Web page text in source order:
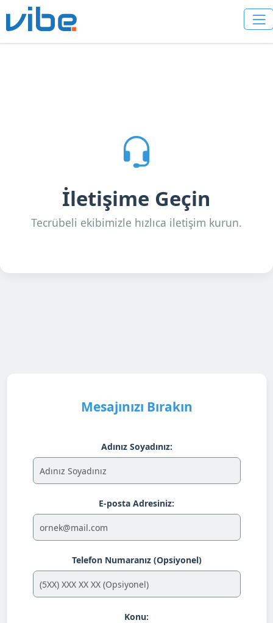
İletişime Geçin
Tecrübeli ekibimizle hızlıca iletişim kurun.
Mesajınızı Bırakın
Adınız Soyadınız:
E-posta Adresiniz:
Telefon Numaranız (Opsiyonel)
Konu: